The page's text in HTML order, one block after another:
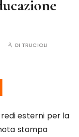
DI TRUCIOLI
esterni per la
stampa